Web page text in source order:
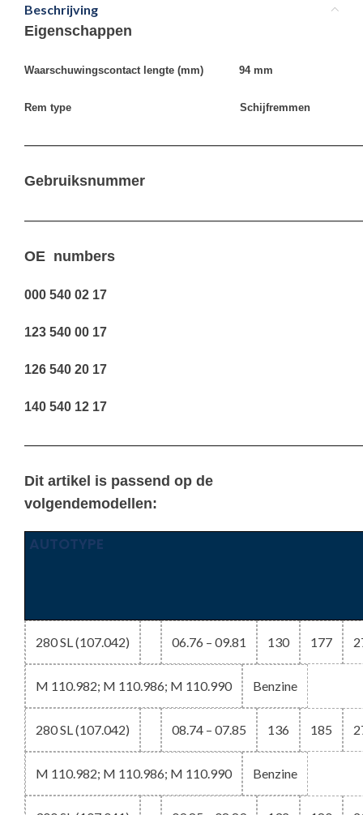
Beschrijving
Eigenschappen
Waarschuwingscontact lengte (mm) 94 mm
Rem type Schijfremmen
Gebruiksnummer
OE numbers
000 540 02 17
123 540 00 17
126 540 20 17
140 540 12 17
Dit artikel is passend op de
volgendemodellen:
AUTOTYPE
280 SL (107.042) 06.76 – 09.81 130 177
M 110.982; M 110.986; M 110.990 Benzine
280 SL (107.042) 08.74 – 07.85 136 185
M 110.982; M 110.986; M 110.990 Benzine